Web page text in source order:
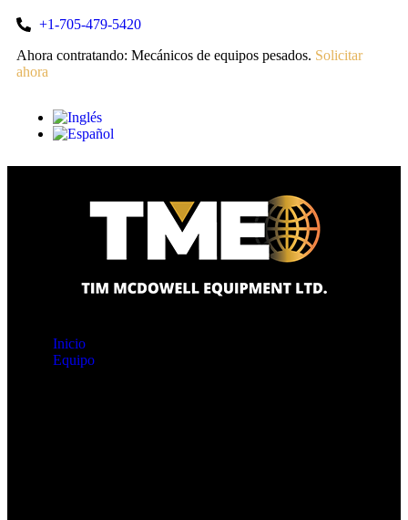
+1-705-479-5420
Ahora contratando: Mecánicos de equipos pesados. Solicitar
ahora
Inicio
Equipo